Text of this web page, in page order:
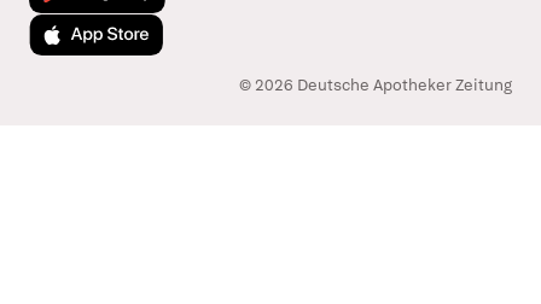
Laden im App Store
© 2026 Deutsche Apotheker Zeitung